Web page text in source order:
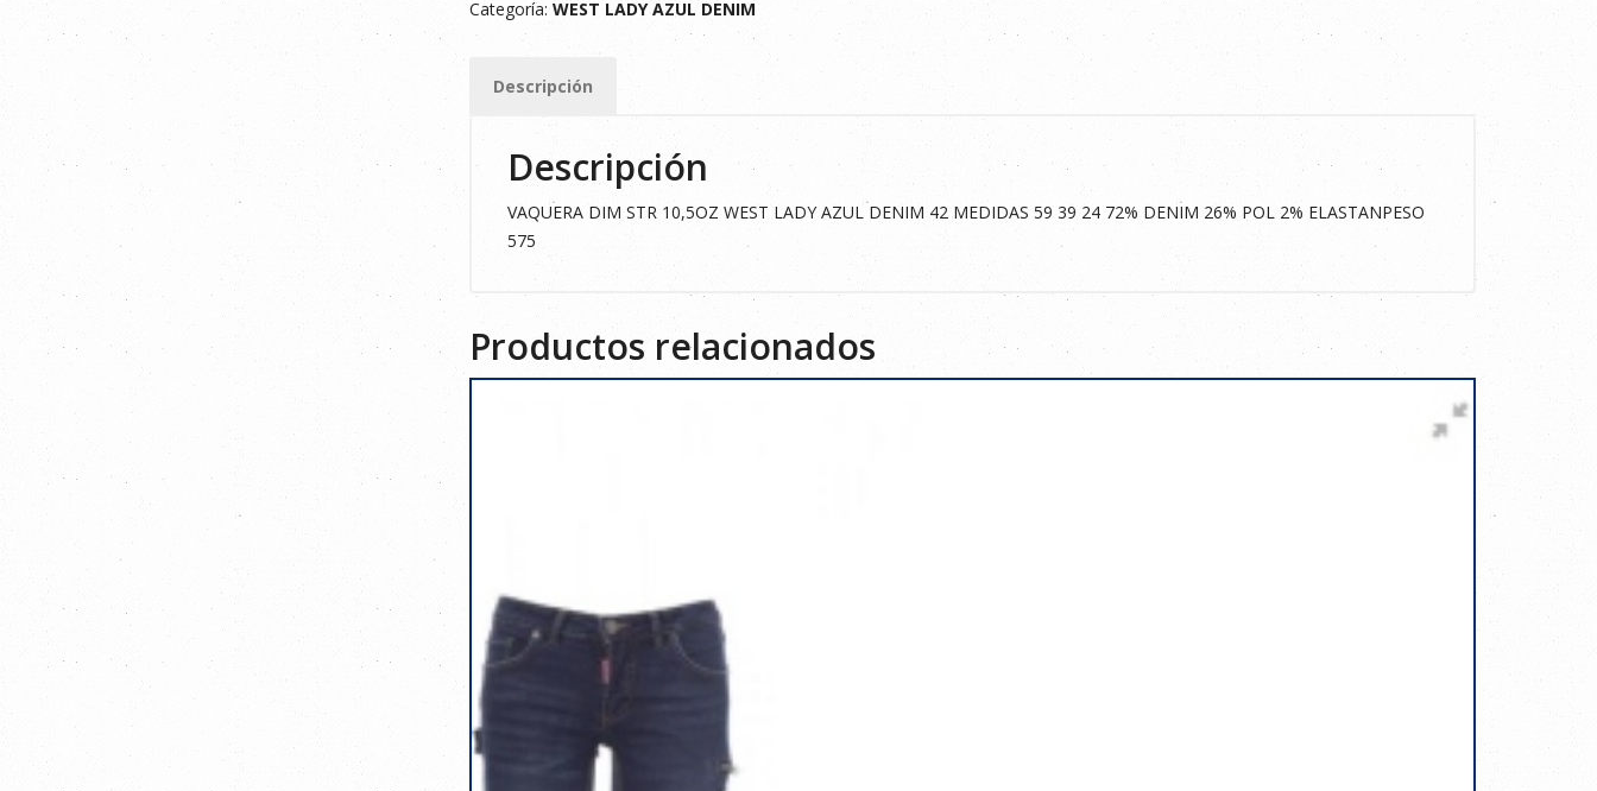
10,5OZ
AZUL
cantidad
Categoría: WEST LADY AZUL DENIM
Descripción
Descripción
VAQUERA DIM STR 10,5OZ WEST LADY AZUL DENIM 42 MEDIDAS 59 39 24 72% DENIM 26% POL 2% ELASTANPESO
575
Productos relacionados